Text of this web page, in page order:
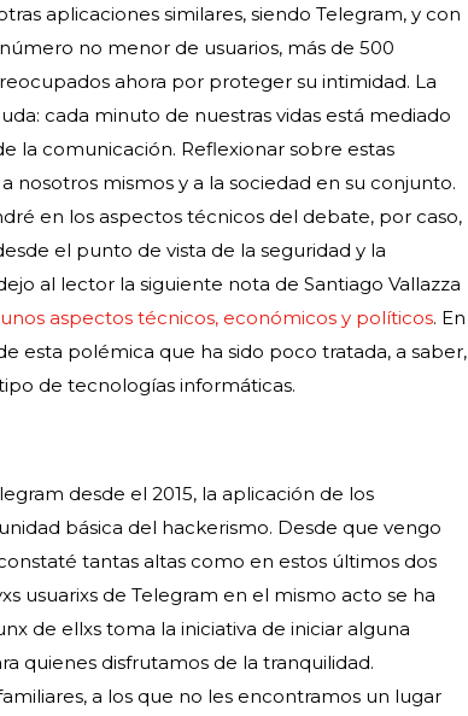
aplicaciones similares, siendo Telegram, y con
no menor de usuarios, más de 500
ahora por proteger su intimidad. La
cada minuto de nuestras vidas está mediado
la comunicación. Reflexionar sobre estas
nosotros mismos y a la sociedad en su conjunto.
en los aspectos técnicos del debate, por caso,
el punto de vista de la seguridad y la
al lector la siguiente nota de Santiago Vallazza
aspectos técnicos, económicos y políticos. En
esta polémica que ha sido poco tratada, a saber,
de tecnologías informáticas.
desde el 2015, la aplicación de los
básica del hackerismo. Desde que vengo
tantas altas como en estos últimos dos
usuarixs de Telegram en el mismo acto se ha
de ellxs toma la iniciativa de iniciar alguna
quienes disfrutamos de la tranquilidad.
a los que no les encontramos un lugar